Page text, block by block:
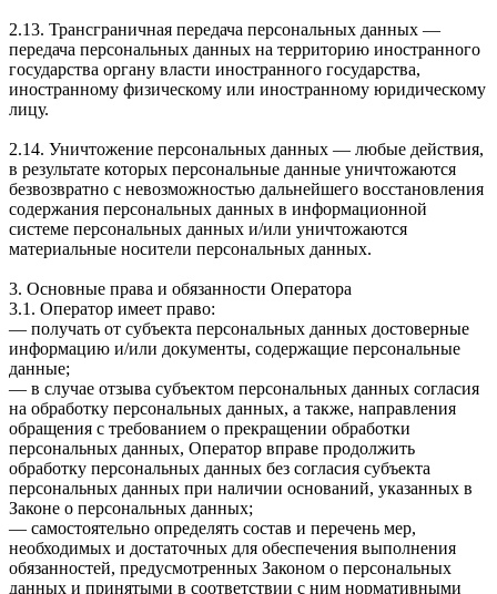
2.13. Трансграничная передача персональных данных —
передача персональных данных на территорию иностранного
государства органу власти иностранного государства,
иностранному физическому или иностранному юридическому
лицу.
2.14. Уничтожение персональных данных — любые действия,
в результате которых персональные данные уничтожаются
безвозвратно с невозможностью дальнейшего восстановления
содержания персональных данных в информационной
системе персональных данных и/или уничтожаются
материальные носители персональных данных.
3. Основные права и обязанности Оператора
3.1. Оператор имеет право:
— получать от субъекта персональных данных достоверные
информацию и/или документы, содержащие персональные
данные;
— в случае отзыва субъектом персональных данных согласия
на обработку персональных данных, а также, направления
обращения с требованием о прекращении обработки
персональных данных, Оператор вправе продолжить
обработку персональных данных без согласия субъекта
персональных данных при наличии оснований, указанных в
Законе о персональных данных;
— самостоятельно определять состав и перечень мер,
необходимых и достаточных для обеспечения выполнения
обязанностей, предусмотренных Законом о персональных
данных и принятыми в соответствии с ним нормативными